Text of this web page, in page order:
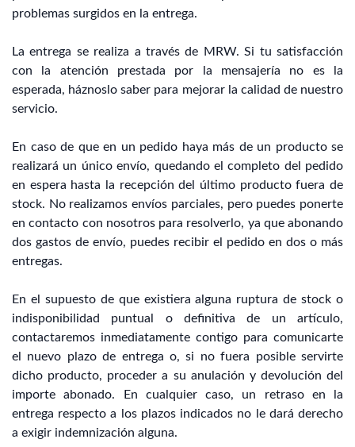
problemas surgidos en la entrega.
La entrega se realiza a través de MRW. Si tu satisfacción
con la atención prestada por la mensajería no es la
esperada, háznoslo saber para mejorar la calidad de nuestro
servicio.
En caso de que en un pedido haya más de un producto se
realizará un único envío, quedando el completo del pedido
en espera hasta la recepción del último producto fuera de
stock. No realizamos envíos parciales, pero puedes ponerte
en contacto con nosotros para resolverlo, ya que abonando
dos gastos de envío, puedes recibir el pedido en dos o más
entregas.
En el supuesto de que existiera alguna ruptura de stock o
indisponibilidad puntual o definitiva de un artículo,
contactaremos inmediatamente contigo para comunicarte
el nuevo plazo de entrega o, si no fuera posible servirte
dicho producto, proceder a su anulación y devolución del
importe abonado. En cualquier caso, un retraso en la
entrega respecto a los plazos indicados no le dará derecho
a exigir indemnización alguna.